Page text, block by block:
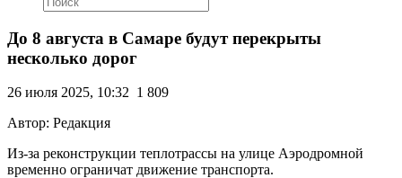
До 8 августа в Самаре будут перекрыты
несколько дорог
26 июля 2025, 10:32 1 809
Автор: Редакция
Из-за реконструкции теплотрассы на улице Аэродромной
временно ограничат движение транспорта.